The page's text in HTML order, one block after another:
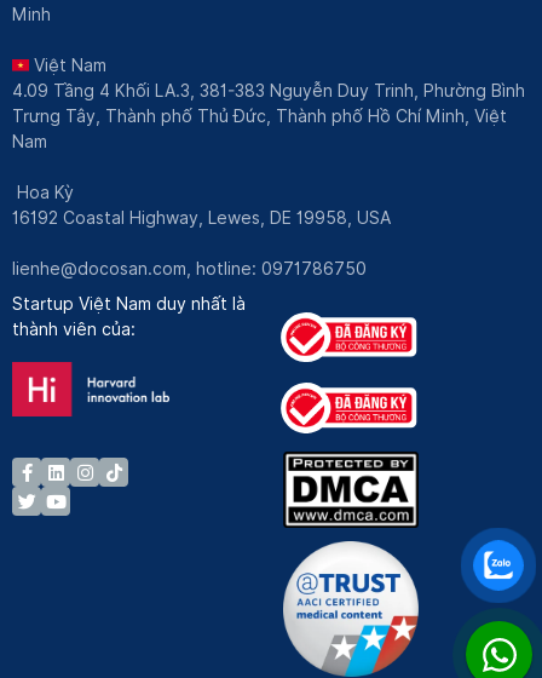
Minh
Việt Nam
4.09 Tầng 4 Khối LA.3, 381-383 Nguyễn Duy Trinh, Phường Bình
Trưng Tây, Thành phố Thủ Đức, Thành phố Hồ Chí Minh, Việt
Nam
Hoa Kỳ
16192 Coastal Highway, Lewes, DE 19958, USA
lienhe@docosan.com , hotline: 0971786750
Startup Việt Nam duy nhất là
thành viên của: